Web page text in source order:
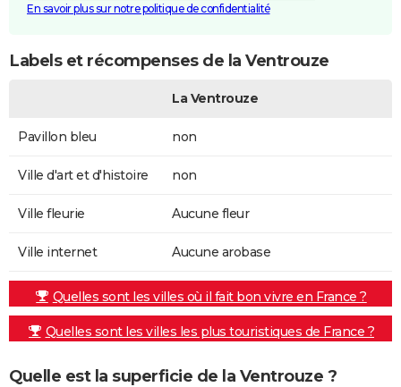
En savoir plus sur notre politique de confidentialité
Labels et récompenses de la Ventrouze
La Ventrouze
Pavillon bleu non
Ville d'art et d'histoire non
Ville fleurie Aucune fleur
Ville internet Aucune arobase
Quelles sont les villes où il fait bon vivre en France ?
Quelles sont les villes les plus touristiques de France ?
Quelle est la superficie de la Ventrouze ?